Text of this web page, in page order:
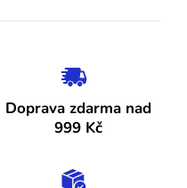
Doprava zdarma nad
999 Kč